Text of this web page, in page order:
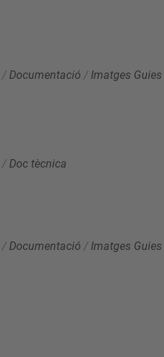
/ Documentació / Imatges Guies
/Doc tècnica
/ Documentació / Imatges Guies